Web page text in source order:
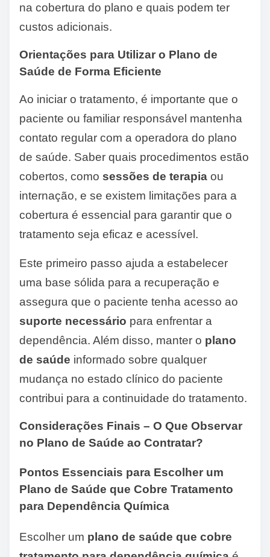
na cobertura do plano e quais podem ter
custos adicionais.
Orientações para Utilizar o Plano de
Saúde de Forma Eficiente
Ao iniciar o tratamento, é importante que o
paciente ou familiar responsável mantenha
contato regular com a operadora do plano
de saúde. Saber quais procedimentos estão
cobertos, como sessões de terapia ou
internação, e se existem limitações para a
cobertura é essencial para garantir que o
tratamento seja eficaz e acessível.
Este primeiro passo ajuda a estabelecer
uma base sólida para a recuperação e
assegura que o paciente tenha acesso ao
suporte necessário para enfrentar a
dependência. Além disso, manter o plano
de saúde informado sobre qualquer
mudança no estado clínico do paciente
contribui para a continuidade do tratamento.
Considerações Finais – O Que Observar
no Plano de Saúde ao Contratar?
Pontos Essenciais para Escolher um
Plano de Saúde que Cobre Tratamento
para Dependência Química
Escolher um plano de saúde que cobre